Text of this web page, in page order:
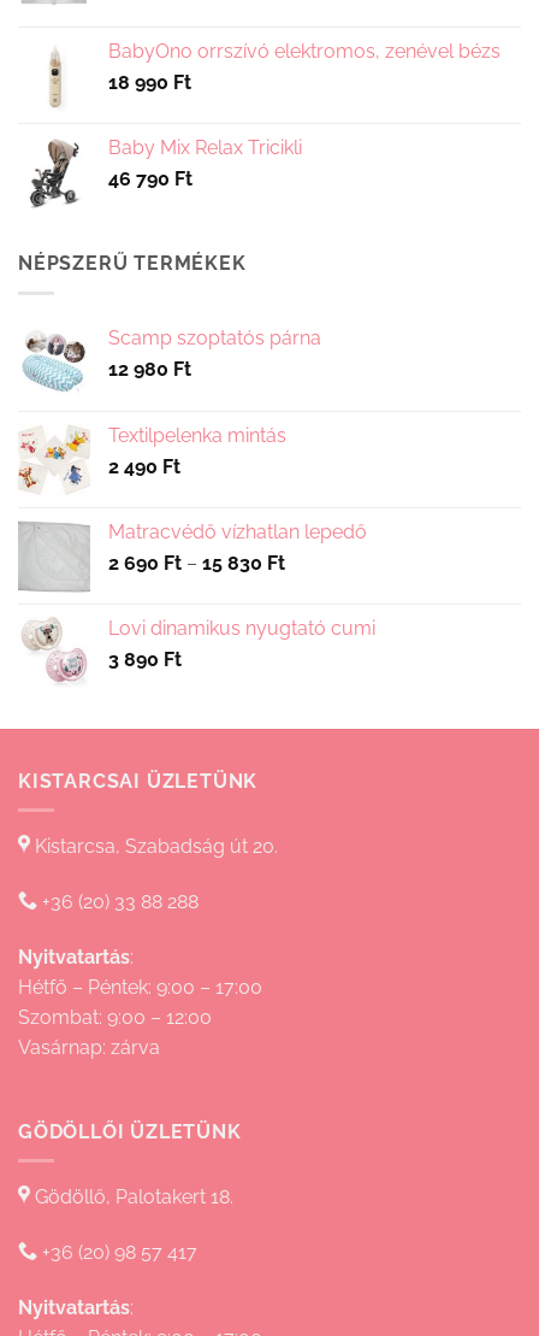
BabyOno orrszívó elektromos, zenével bézs
18 990 Ft
Baby Mix Relax Tricikli
46 790 Ft
NÉPSZERŰ TERMÉKEK
Scamp szoptatós párna
12 980 Ft
Textilpelenka mintás
2 490 Ft
Matracvédő vízhatlan lepedő
2 690 Ft – 15 830 FtÁrtartomány:
-
Lovi dinamikus nyugtató cumi
3 890 Ft
KISTARCSAI ÜZLETÜNK
Kistarcsa, Szabadság út 20.
+36 (20) 33 88 288
Nyitvatartás:
Hétfő – Péntek: 9:00 – 17:00
Szombat: 9:00 – 12:00
Vasárnap: zárva
GÖDÖLLŐI ÜZLETÜNK
Gödöllő, Palotakert 18.
+36 (20) 98 57 417
Nyitvatartás: